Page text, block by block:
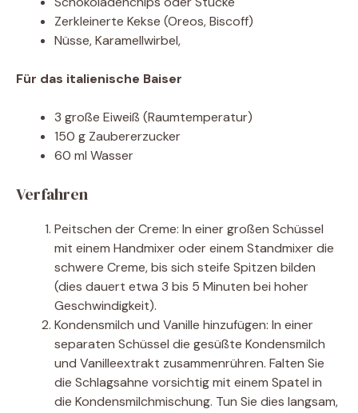
Zerkleinerte Kekse (Oreos, Biscoff)
Nüsse, Karamellwirbel,
Für das italienische Baiser
3 große Eiweiß (Raumtemperatur)
150 g Zaubererzucker
60 ml Wasser
Verfahren
Peitschen der Creme: In einer großen Schüssel
mit einem Handmixer oder einem Standmixer die
schwere Creme, bis sich steife Spitzen bilden
(dies dauert etwa 3 bis 5 Minuten bei hoher
Geschwindigkeit).
Kondensmilch und Vanille hinzufügen: In einer
separaten Schüssel die gesüßte Kondensmilch
und Vanilleextrakt zusammenrühren. Falten Sie
die Schlagsahne vorsichtig mit einem Spatel in
die Kondensmilchmischung. Tun Sie dies langsam,